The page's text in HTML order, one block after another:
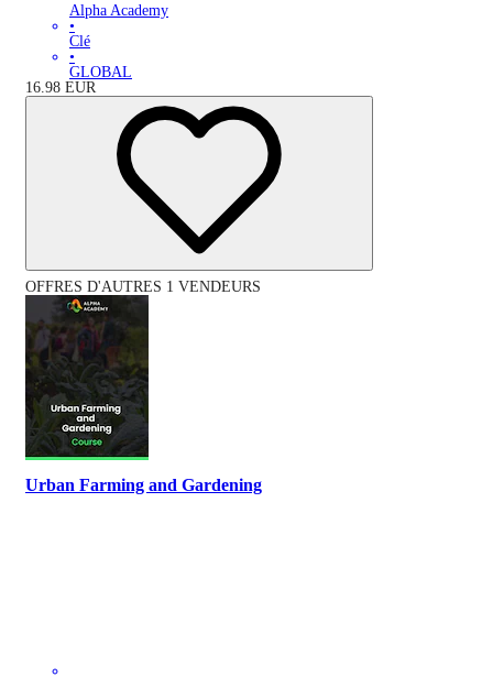
Alpha Academy
•
Clé
•
GLOBAL
16.98 EUR
OFFRES D'AUTRES 1 VENDEURS
Urban Farming and Gardening